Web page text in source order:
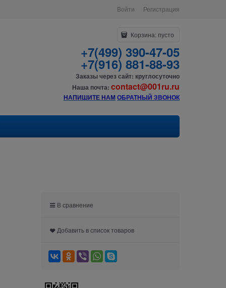
Войти Регистрация
Корзина: пусто
+7(499) 390-47-05
+7(916) 881-88-93
Заказы через сайт: круглосуточно
Наша почта: contact@001ru.ru
НАПИШИТЕ НАМОБРАТНЫЙ ЗВОНОК
В сравнение
Добавить в список товаров